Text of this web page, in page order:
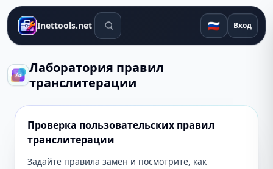
Inettools.net Поиск инструментов 🇷🇺 Вход
Лаборатория правил
транслитерации
Проверка пользовательских правил
транслитерации
Задайте правила замен и посмотрите, как